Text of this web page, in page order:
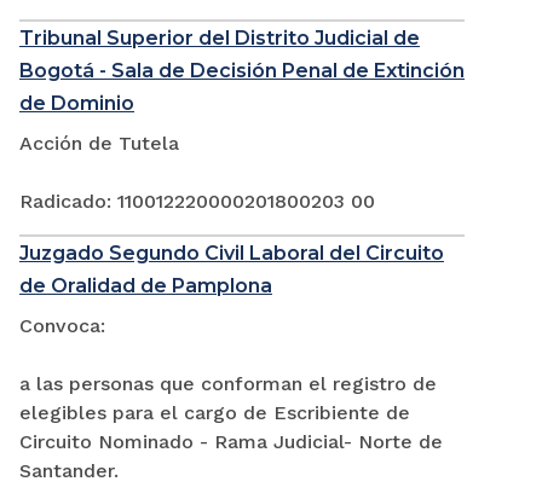
Tribunal Superior del Distrito Judicial de
Bogotá - Sala de Decisión Penal de Extinción
de Dominio
Acción de Tutela
Radicado: 110012220000201800203 00
Juzgado Segundo Civil Laboral del Circuito
de Oralidad de Pamplona
Convoca:
a las personas que conforman el registro de
elegibles para el cargo de Escribiente de
Circuito Nominado - Rama Judicial- Norte de
Santander.